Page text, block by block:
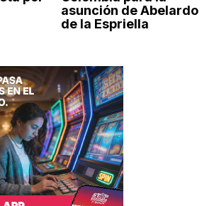
asunción de Abelardo
de la Espriella